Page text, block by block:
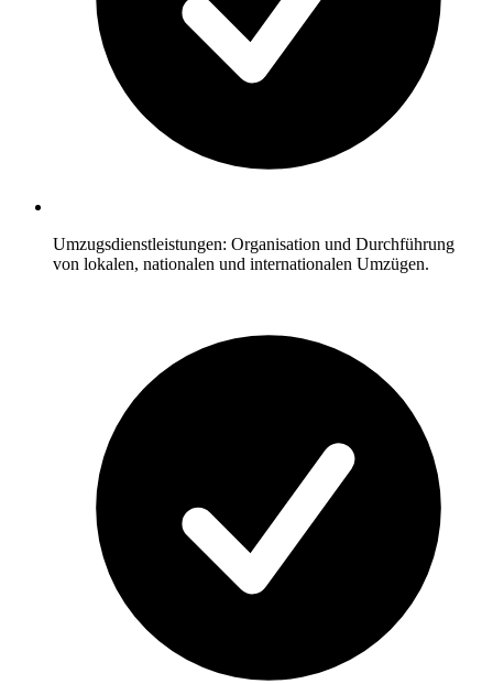
Umzugsdienstleistungen: Organisation und Durchführung
von lokalen, nationalen und internationalen Umzügen.